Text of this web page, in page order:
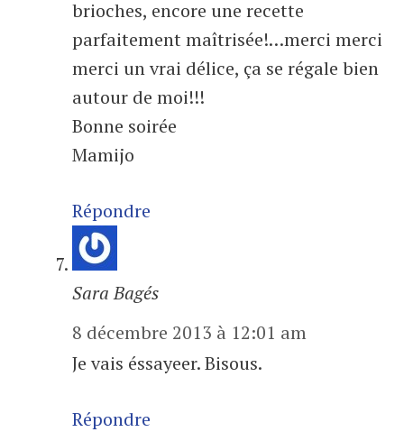
brioches, encore une recette
parfaitement maîtrisée!…merci merci
merci un vrai délice, ça se régale bien
autour de moi!!!
Bonne soirée
Mamijo
Répondre
Sara Bagés
8 décembre 2013 à 12:01 am
Je vais éssayeer. Bisous.
Répondre